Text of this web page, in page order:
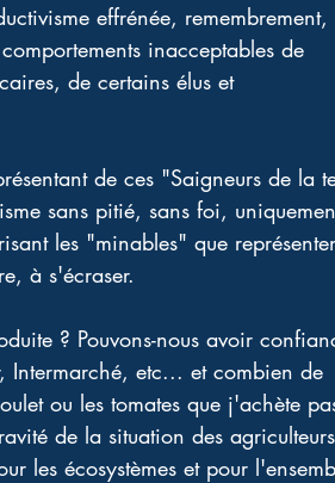
effrénée, remembrement,
inacceptables de
de certains élus et
de ces "Saigneurs de la
sans pitié, sans foi,
les "minables" que
à s'écraser.
? Pouvons-nous avoir
Intermarché, etc... et combien de
ou les tomates que j'achète
de la situation des
les écosystèmes et pour